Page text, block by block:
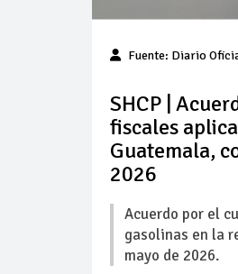
Fuente: Diario
SHCP |
fiscales
Guatemala,
2026
Acuerdo por el
gasolinas en la
mayo de 2026.